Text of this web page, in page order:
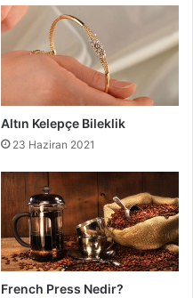
Altın Kelepçe Bileklik
23 Haziran 2021
French Press Nedir?